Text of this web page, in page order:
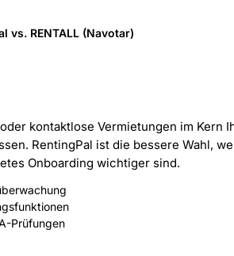
vs. RENTALL (Navotar)
kontaktlose Vermietungen im Kern
RentingPal ist die bessere Wahl,
Onboarding wichtiger sind.
Prüfungen